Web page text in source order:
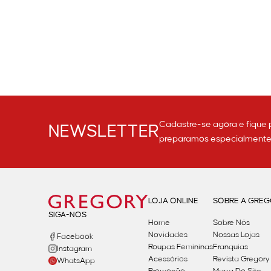
NEWSLETTERCadastre-se agora e fique
preparamos
SIGA-NOS
Facebook
Instagram
WhatsApp
LOJA ONLINE
Home
Novidades
Roupas Femininas
Acessórios
SOBRE A
Sobre Nós
Nossas Lojas
Franquias
Revista Gregory